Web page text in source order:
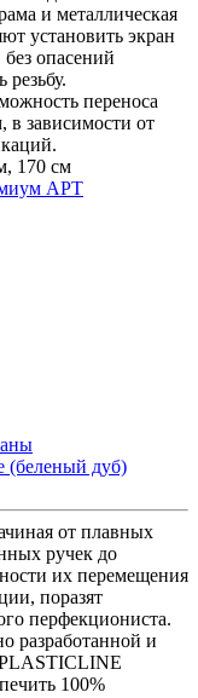
и металлическая
установить экран
опасений
переноса
в зависимости от
170 см
АРТ
(беленый дуб)
от плавных
ручек до
их перемещения
поразят
перфекциониста.
разработанной и
100%